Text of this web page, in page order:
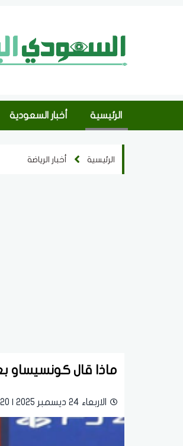
الرئيسية أخبار السعودية
الرئيسية أخبار الرياضة
ماذا قال كونسيساو
الاربعاء 24 ديسمبر 2025 | 12:20 صباحاً